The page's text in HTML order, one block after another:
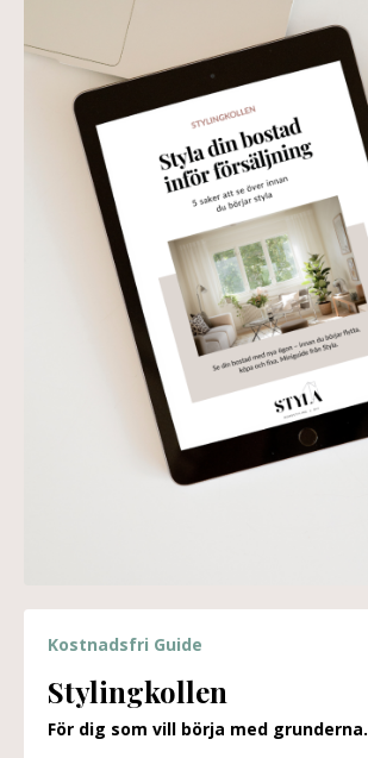
Kostnadsfri Guide
Stylingkollen
För dig som vill börja med grunderna.